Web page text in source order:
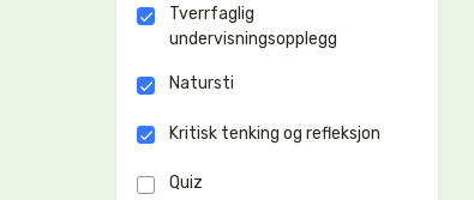
Tverrfaglig
undervisningsopplegg
Natursti
Kritisk tenking og refleksjon
Quiz